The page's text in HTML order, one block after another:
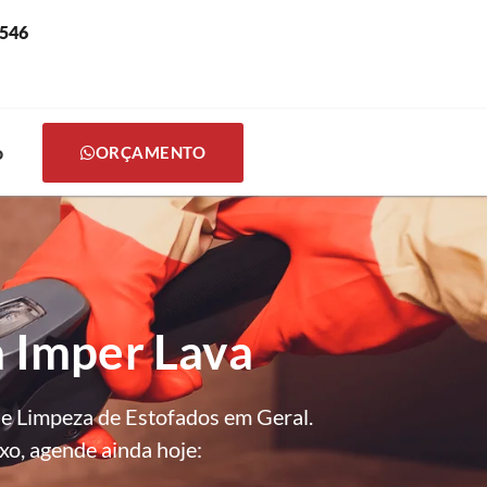
ORÇAMENTO
Imper Lava
Limpeza de Estofados em Geral.
agende ainda hoje: